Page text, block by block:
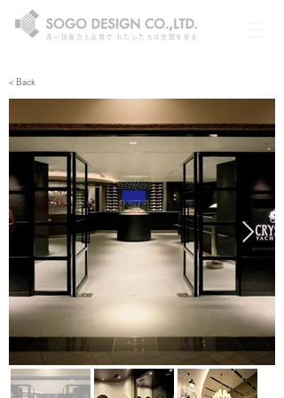
高い技術力と品質で わたしたちは空間を彩る
< Back